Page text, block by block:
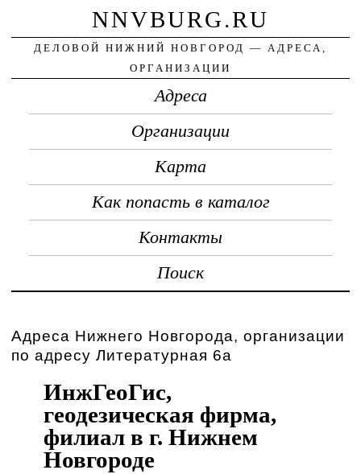
NNVBURG.RU
ДЕЛОВОЙ НИЖНИЙ НОВГОРОД — АДРЕСА,
ОРГАНИЗАЦИИ
Адреса
Организации
Карта
Как попасть в каталог
Контакты
Поиск
Адреса Нижнего Новгорода, организации
по адресу Литературная 6а
ИнжГеоГис,
геодезическая фирма,
филиал в г. Нижнем
Новгороде